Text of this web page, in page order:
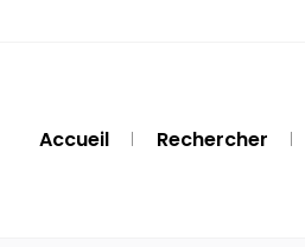
Accueil Rechercher